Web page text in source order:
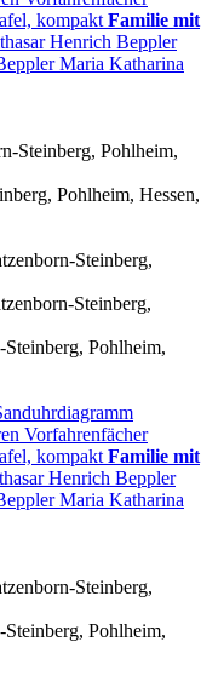
kompakt Familie mit
Henrich Beppler
Maria Katharina
Steinberg, Pohlheim,
Pohlheim, Hessen,
Steinberg,
Steinberg,
Steinberg, Pohlheim,
Vorfahrenfächer
kompakt Familie mit
Henrich Beppler
Maria Katharina
Steinberg,
Steinberg, Pohlheim,